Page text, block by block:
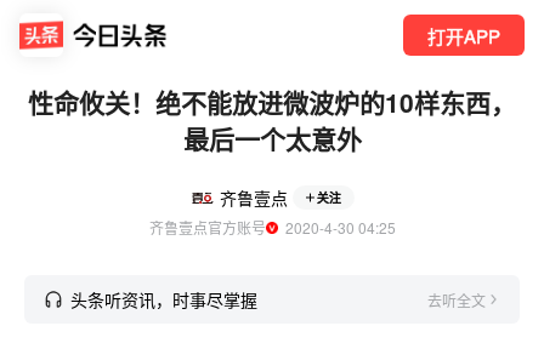
打开APP
性命攸关！绝不能放进微波炉的10样东西，
最后一个太意外
齐鲁壹点 关注
齐鲁壹点官方账号
  2020-4-30 04:25
头条听资讯，时事尽掌握 去听全文